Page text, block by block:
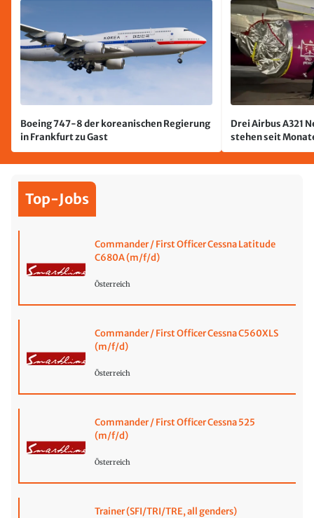
Boeing 747-8 der koreanischen Regierung
in Frankfurt zu Gast
Drei Airbus A321
stehen seit
jetzt wurde einer
Top-Jobs
Commander / First Officer Cessna Latitude
C680A (m/f/d)
Österreich
Commander / First Officer Cessna C560XLS
(m/f/d)
Österreich
Commander / First Officer Cessna 525
(m/f/d)
Österreich
Trainer (SFI/TRI/TRE, all genders)